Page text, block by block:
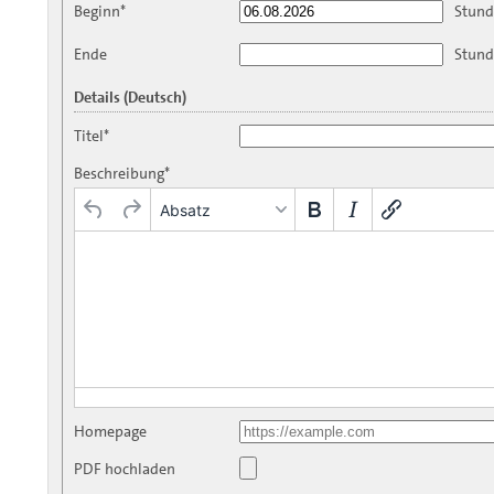
Beginn*
Ende
Details (Deutsch)
Titel*
Beschreibung*
Absatz
Homepage
PDF hochladen